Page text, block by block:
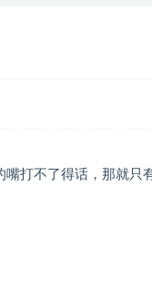
打不了得话，那就只